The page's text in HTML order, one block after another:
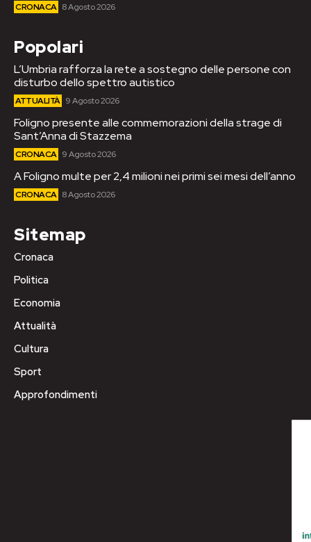
CRONACA 8 Agosto 2026
Popolari
L’Umbria rafforza la rete a sostegno delle persone con
disturbo dello spettro autistico
ATTUALITÀ 9 Agosto 2026
Foligno presente alle commemorazioni della strage di
Sant’Anna di Stazzema
CRONACA 9 Agosto 2026
A Foligno multe per 2,4 milioni nei primi sei mesi dell’anno
CRONACA 8 Agosto 2026
Sitemap
Cronaca
Politica
Economia
Attualità
Cultura
Sport
Approfondimenti